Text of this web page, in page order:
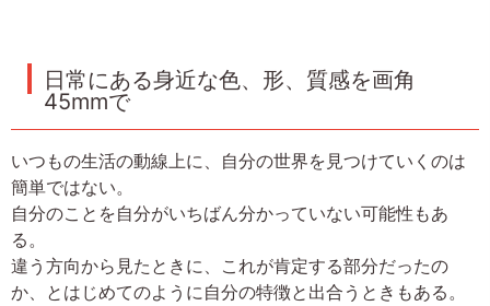
日常にある身近な色、形、質感を画角
45mmで
いつもの生活の動線上に、自分の世界を見つけていくのは
簡単ではない。
自分のことを自分がいちばん分かっていない可能性もあ
る。
違う方向から見たときに、これが肯定する部分だったの
か、とはじめてのように自分の特徴と出合うときもある。